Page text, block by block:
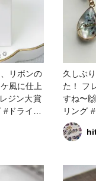
リボンの
風に仕上
し花 #こ
シピ
久しぶ
た！ フ
すね〜🙌